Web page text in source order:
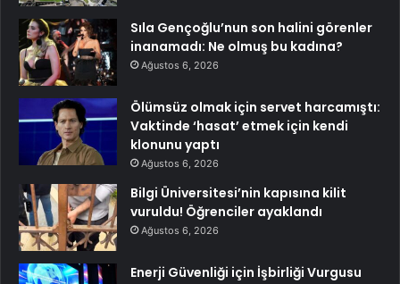
Sıla Gençoğlu’nun son halini görenler
inanamadı: Ne olmuş bu kadına?
Ağustos 6, 2026
Ölümsüz olmak için servet harcamıştı:
Vaktinde ‘hasat’ etmek için kendi
klonunu yaptı
Ağustos 6, 2026
Bilgi Üniversitesi’nin kapısına kilit
vuruldu! Öğrenciler ayaklandı
Ağustos 6, 2026
Enerji Güvenliği için İşbirliği Vurgusu